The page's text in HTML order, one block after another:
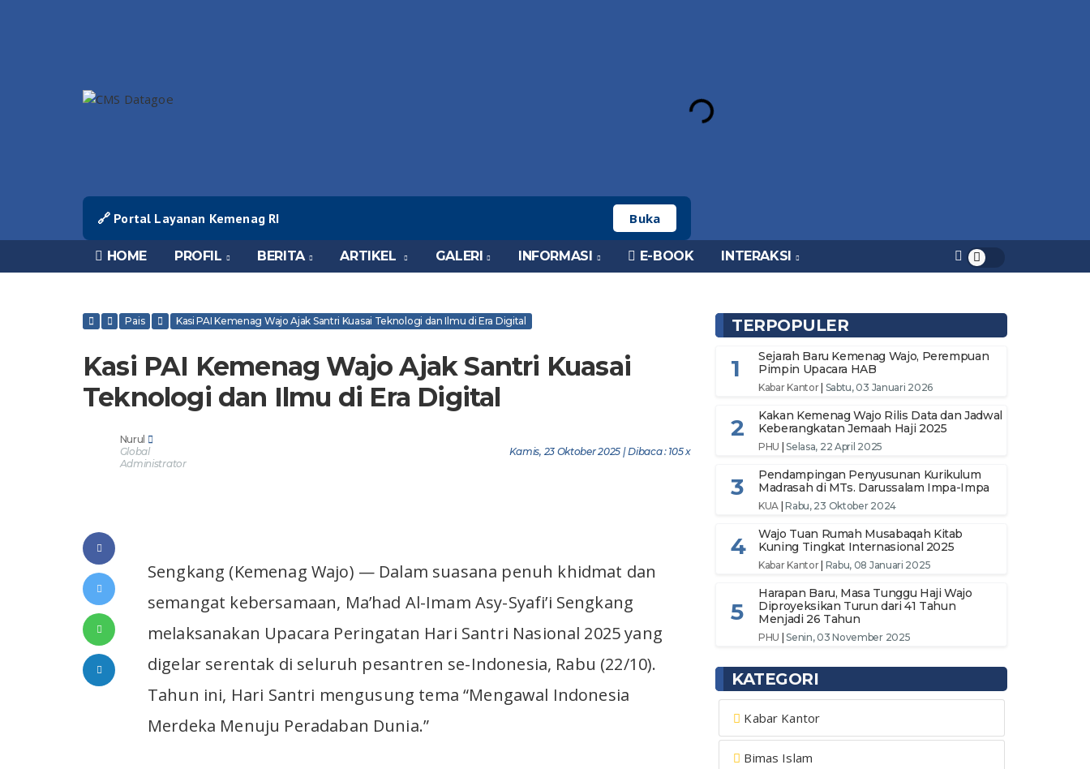
🔗 Portal Layanan Kemenag RI Buka
HOME PROFIL BERITA ARTIKEL GALERI INFORMASI E-BOOK INTERAKSI
Pais Kasi PAI Kemenag Wajo Ajak Santri Kuasai Teknologi dan Ilmu di Era Digital
Kasi PAI Kemenag Wajo Ajak Santri Kuasai
Teknologi dan Ilmu di Era Digital
Nurul
Global
Administrator
Kamis, 23 Oktober 2025 | Dibaca : 105 x
Sengkang (Kemenag Wajo) — Dalam suasana penuh khidmat dan
semangat kebersamaan, Ma’had Al-Imam Asy-Syafi’i Sengkang
melaksanakan Upacara Peringatan Hari Santri Nasional 2025 yang
digelar serentak di seluruh pesantren se-Indonesia, Rabu (22/10).
Tahun ini, Hari Santri mengusung tema “Mengawal Indonesia
Merdeka Menuju Peradaban Dunia.”
TERPOPULER
1
Sejarah Baru Kemenag Wajo, Perempuan
Pimpin Upacara HAB
Kabar Kantor| Sabtu, 03 Januari 2026
2
Kakan Kemenag Wajo Rilis Data dan Jadwal
Keberangkatan Jemaah Haji 2025
PHU |Selasa, 22 April 2025
3
Pendampingan Penyusunan Kurikulum
Madrasah di MTs. Darussalam Impa-Impa
KUA |Rabu, 23 Oktober 2024
4
Wajo Tuan Rumah Musabaqah Kitab
Kuning Tingkat Internasional 2025
Kabar Kantor| Rabu, 08 Januari 2025
5
Harapan Baru, Masa Tunggu Haji Wajo
Diproyeksikan Turun dari 41 Tahun
Menjadi 26 Tahun
PHU |Senin, 03 November 2025
KATEGORI
Kabar Kantor
Bimas Islam